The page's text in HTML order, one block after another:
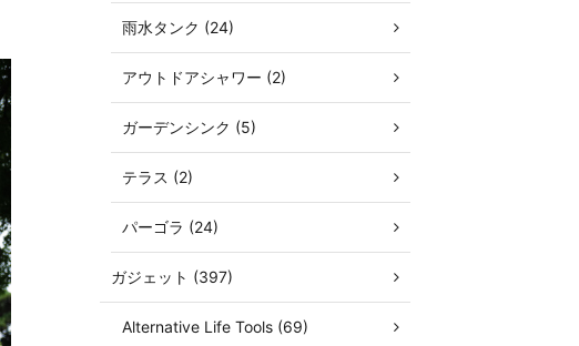
雨水タンク (24)
アウトドアシャワー (2)
ガーデンシンク (5)
テラス (2)
パーゴラ (24)
ガジェット (397)
Alternative Life Tools (69)